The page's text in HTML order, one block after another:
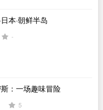
本·朝鲜半岛
-
：一场趣味冒险
5